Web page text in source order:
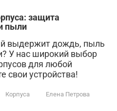
защита
пыли
выдержит дождь, пыль
У нас широкий выбор
для любой
свои устройства!
Корпуса Елена Петрова